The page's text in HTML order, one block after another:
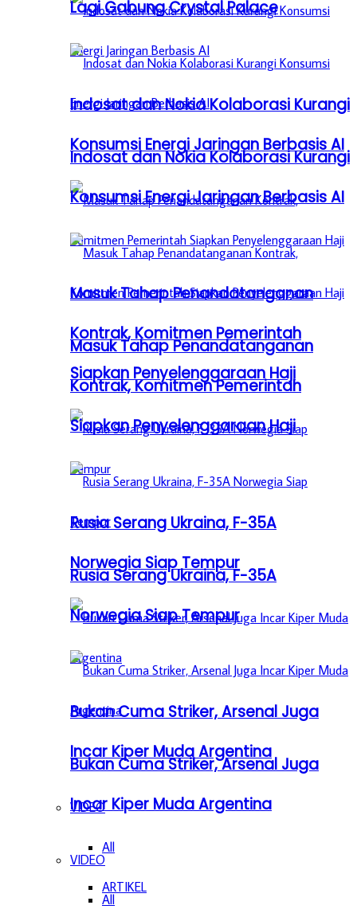
Indosat dan Nokia Kolaborasi Kurangi
Konsumsi Energi Jaringan Berbasis AI
Masuk Tahap Penandatanganan
Kontrak, Komitmen Pemerintah
Siapkan Penyelenggaraan Haji
Rusia Serang Ukraina, F-35A
Norwegia Siap Tempur
Bukan Cuma Striker, Arsenal Juga
Incar Kiper Muda Argentina
VIDEO
All
ARTIKEL
Lagi Gabung Crystal Palace
Indosat dan Nokia Kolaborasi Kurangi
Konsumsi Energi Jaringan Berbasis AI
Masuk Tahap Penandatanganan
Kontrak, Komitmen Pemerintah
Siapkan Penyelenggaraan Haji
Rusia Serang Ukraina, F-35A
Norwegia Siap Tempur
Bukan Cuma Striker, Arsenal Juga
Incar Kiper Muda Argentina
VIDEO
All